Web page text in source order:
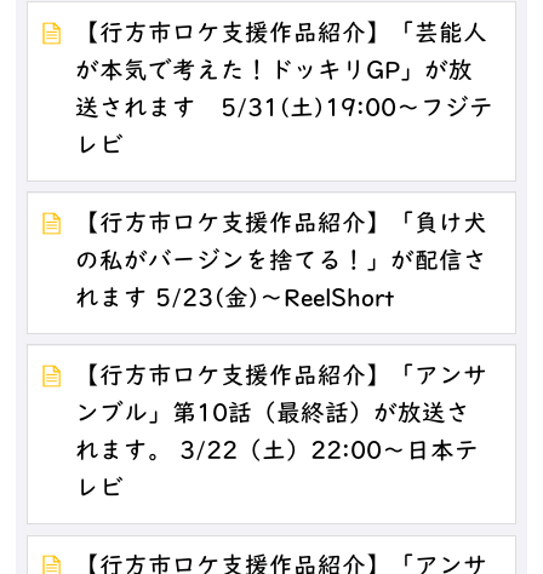
【行方市ロケ支援作品紹介】「芸能人
が本気で考えた！ドッキリGP」が放
送されます 5/31(土)19:00～フジテ
レビ
【行方市ロケ支援作品紹介】「負け犬
の私がバージンを捨てる！」が配信さ
れます 5/23(金)～ReelShort
【行方市ロケ支援作品紹介】「アンサ
ンブル」第10話（最終話）が放送さ
れます。 3/22（土）22:00～日本テ
レビ
【行方市ロケ支援作品紹介】「アンサ